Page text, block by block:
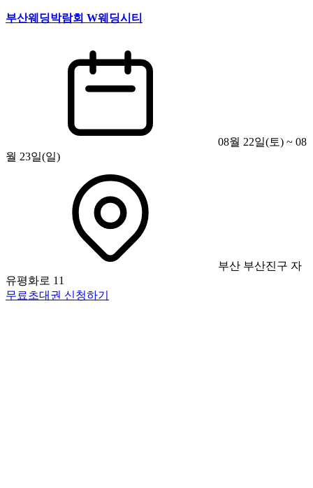
부산웨딩박람회 W웨딩시티
08월 22일(토) ~ 08
월 23일(일)
부산 부산진구 자
유평화로 11
무료초대권 신청하기